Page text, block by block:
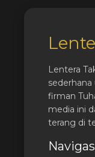
Lentera
firman
media ini
terang di